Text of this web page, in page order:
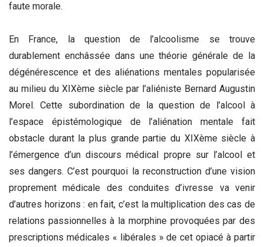
faute morale.
En France, la question de l’alcoolisme se trouve
durablement enchâssée dans une théorie générale de la
dégénérescence et des aliénations mentales popularisée
au milieu du XIXème siècle par l’aliéniste Bernard Augustin
Morel. Cette subordination de la question de l’alcool à
l’espace épistémologique de l’aliénation mentale fait
obstacle durant la plus grande partie du XIXème siècle à
l’émergence d’un discours médical propre sur l’alcool et
ses dangers. C’est pourquoi la reconstruction d’une vision
proprement médicale des conduites d’ivresse va venir
d’autres horizons : en fait, c’est la multiplication des cas de
relations passionnelles à la morphine provoquées par des
prescriptions médicales « libérales » de cet opiacé à partir